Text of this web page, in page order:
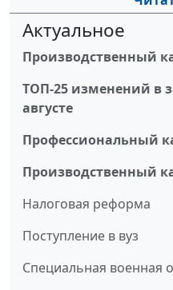
Актуальное
Производственный
ТОП-25 изменений в
августе
Профессиональный
Производственный
Налоговая реформа
Поступление в вуз
Специальная военная